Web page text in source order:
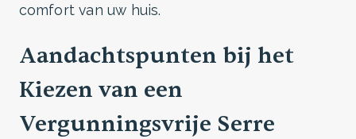
comfort van uw huis.
Aandachtspunten bij het
Kiezen van een
Vergunningsvrije Serre